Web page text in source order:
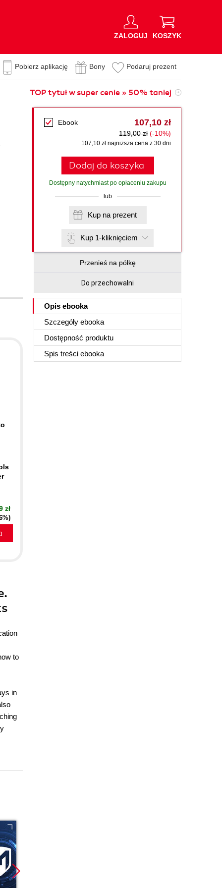
ZALOGUJ KOSZYK
Pobierz aplikację Bony Podaruj prezent
TOP tytuł w super cenie » 50% taniej
Ebook 107,10 zł
119,00 zł (-10%)
107,10 zł najniższa cena z 30 dni
Dodaj do koszyka
Dostępny natychmiast po opłaceniu zakupu
lub
Kup na prezent
Kup 1-kliknięciem
Przenieś na półkę
Do przechowalni
Opis ebooka
Szczegóły ebooka
Dostępność produktu
Spis treści ebooka
zł
to
in